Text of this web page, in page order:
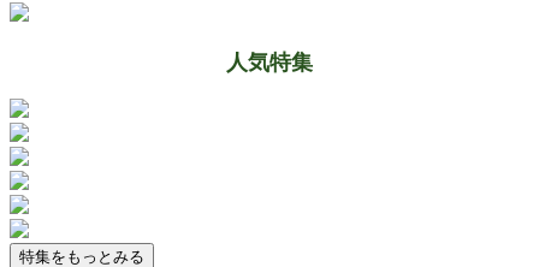
人気特集
特集をもっとみる